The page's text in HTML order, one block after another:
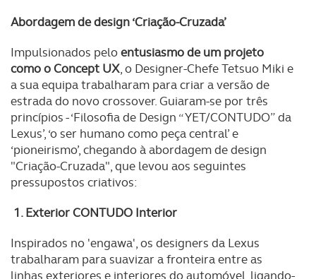
Abordagem de design ‘Criação-Cruzada’
Impulsionados peloentusiasmo de um projeto
como o Concept UX, o Designer-Chefe Tetsuo Miki e
a sua equipa trabalharam para criar a versão de
estrada do novo crossover. Guiaram-se por três
princípios - ‘Filosofia de Design “YET/CONTUDO” da
Lexus’, ‘o ser humano como peça central’ e
‘pioneirismo’, chegando à abordagem de design
"Criação-Cruzada", que levou aos seguintes
pressupostos criativos:
1. Exterior CONTUDO Interior
Inspirados no 'engawa', os designers da Lexus
trabalharam para suavizar a fronteira entre as
linhas exteriores e interiores do automóvel, ligando-